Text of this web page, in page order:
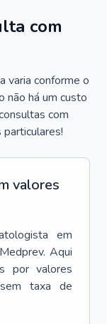
com
varia conforme o
não há um custo
com
valores
em
Aqui
por valores
taxa de